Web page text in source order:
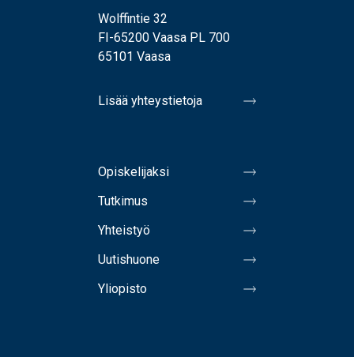
Wolffintie 32
FI-65200 Vaasa PL 700
65101 Vaasa
Lisää yhteystietoja
Opiskelijaksi
Tutkimus
Yhteistyö
Uutishuone
Yliopisto